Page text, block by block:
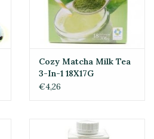
Cozy Matcha Milk Tea
3-In-1 18X17G
€4,26